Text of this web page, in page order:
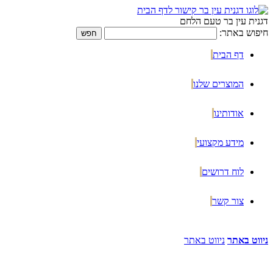
דגנית עין בר טעם הלחם
חיפוש באתר:
דף הבית
המוצרים שלנו
אודותינו
מידע מקצועי
לוח דרושים
צור קשר
ניווט באתר ניווט באתר